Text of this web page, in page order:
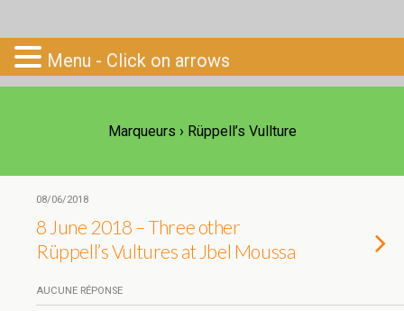
Go-South
Marqueurs › Rüppell’s Vullture
08/06/2018
8 June 2018 – Three other
Rüppell’s Vultures at Jbel Moussa
AUCUNE RÉPONSE
Menu - Click on arrows